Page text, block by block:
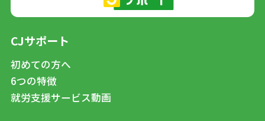
CJサポート
初めての方へ
6つの特徴
就労支援サービス動画